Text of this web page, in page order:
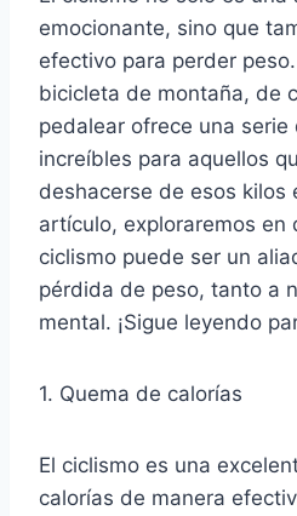
emocionante, sino que
efectivo para perder
bicicleta de montaña, de
pedalear ofrece una serie
increíbles para aquellos
deshacerse de esos kilos
artículo, exploraremos en
ciclismo puede ser un
pérdida de peso, tanto a
mental. ¡Sigue leyendo
1. Quema de calorías
El ciclismo es una
calorías de manera